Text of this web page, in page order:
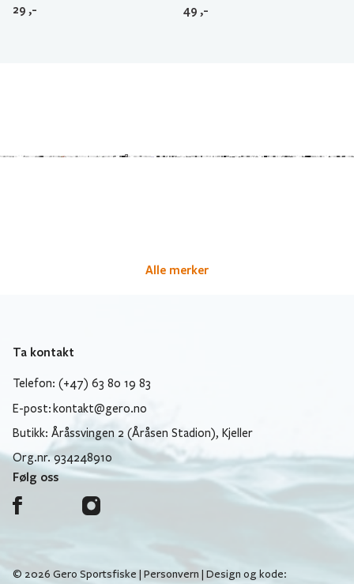
29 ,- 49 ,-
Alle merker
Ta kontakt
Telefon: (+47) 63 80 19 83
E-post: kontakt@gero.no
Butikk: Åråssvingen 2 (Åråsen Stadion), Kjeller
Org.nr. 934248910
Følg oss
© 2026 Gero Sportsfiske | Personvern | Design og kode: